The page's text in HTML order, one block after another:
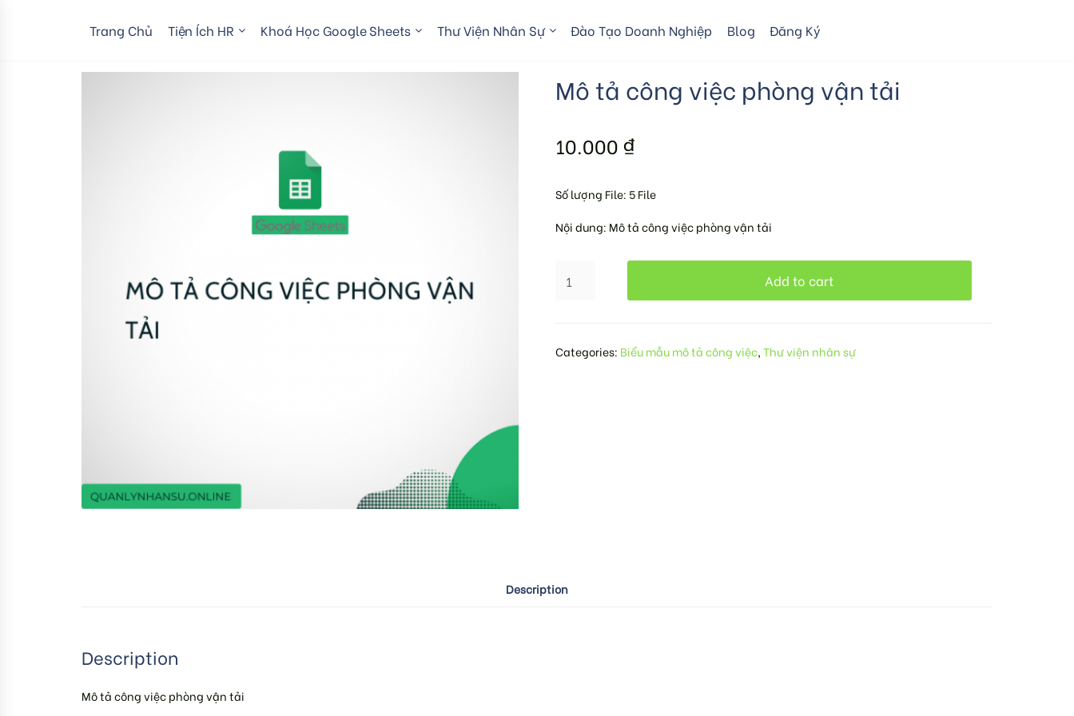
Trang Chủ Tiện Ích HR Khoá Học Google Sheets Thư Viện Nhân Sự Đào Tạo Doanh Nghiệp Blog Đăng Ký
Mô tả công việc phòng vận tải
10.000 ₫
Số lượng File: 5 File
Nội dung: Mô tả công việc phòng vận tải
Add to cart
Categories: Biểu mẫu mô tả công việc,Thư viện nhân sự
Description
Description
Mô tả công việc phòng vận tải